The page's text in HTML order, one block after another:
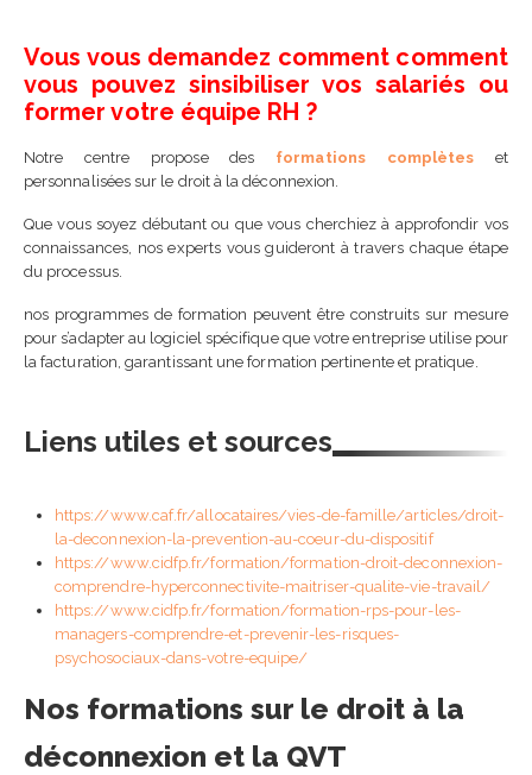
Vous vous demandez comment comment
vous pouvez sinsibiliser vos salariés ou
former votre équipe RH ?
Notre centre propose des formations complètes et
personnalisées sur le droit à la déconnexion.
Que vous soyez débutant ou que vous cherchiez à approfondir vos
connaissances, nos experts vous guideront à travers chaque étape
du processus.
nos programmes de formation peuvent être construits sur mesure
pour s’adapter au logiciel spécifique que votre entreprise utilise pour
la facturation, garantissant une formation pertinente et pratique.
Liens utiles et sources
https://www.caf.fr/allocataires/vies-de-famille/articles/droit-
la-deconnexion-la-prevention-au-coeur-du-dispositif
https://www.cidfp.fr/formation/formation-droit-deconnexion-
comprendre-hyperconnectivite-maitriser-qualite-vie-travail/
https://www.cidfp.fr/formation/formation-rps-pour-les-
managers-comprendre-et-prevenir-les-risques-
psychosociaux-dans-votre-equipe/
Nos formations sur le droit à la
déconnexion et la QVT